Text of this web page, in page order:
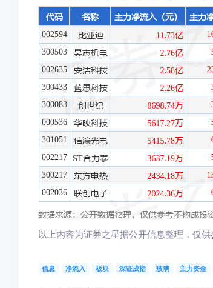
以上内容为证券之星据公开信息整理，仅供
信息 净流入 板块 深证成指 玻璃 主力资金